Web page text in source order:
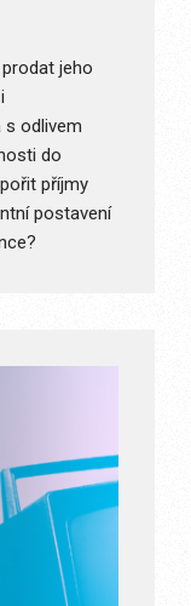
jeho
s odlivem
do
příjmy
postavení